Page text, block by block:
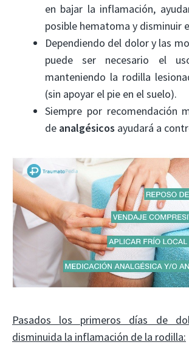
en bajar la inflamación,
posible hematoma y disminuir
Dependiendo del dolor y las
puede ser necesario el
manteniendo la rodilla
(sin apoyar el pie en el suelo).
Siempre por recomendación
de analgésicos ayudará a
Pasados los primeros días de
disminuida la inflamación de la rodilla: